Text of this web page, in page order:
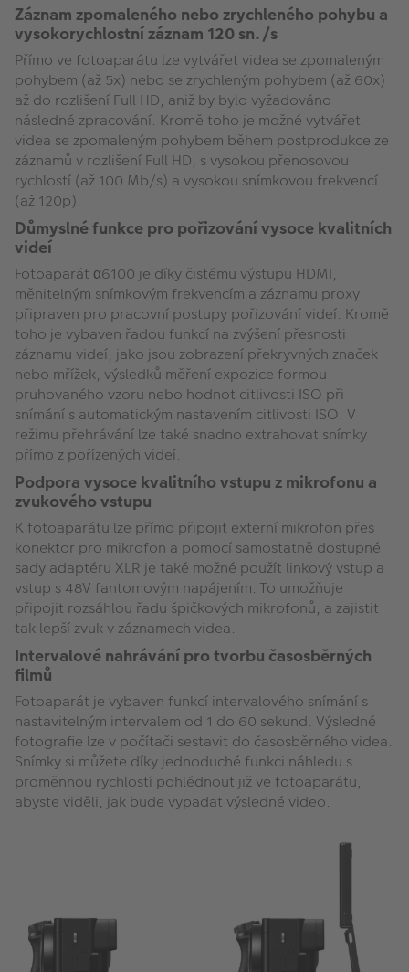
Záznam zpomaleného nebo zrychleného pohybu a
vysokorychlostní záznam 120 sn./s
Přímo ve fotoaparátu lze vytvářet videa se zpomaleným
pohybem (až 5x) nebo se zrychleným pohybem (až 60x)
až do rozlišení Full HD, aniž by bylo vyžadováno
následné zpracování. Kromě toho je možné vytvářet
videa se zpomaleným pohybem během postprodukce ze
záznamů v rozlišení Full HD, s vysokou přenosovou
rychlostí (až 100 Mb/s) a vysokou snímkovou frekvencí
(až 120p).
Důmyslné funkce pro pořizování vysoce kvalitních
videí
Fotoaparát α6100 je díky čistému výstupu HDMI,
měnitelným snímkovým frekvencím a záznamu proxy
připraven pro pracovní postupy pořizování videí. Kromě
toho je vybaven řadou funkcí na zvýšení přesnosti
záznamu videí, jako jsou zobrazení překryvných značek
nebo mřížek, výsledků měření expozice formou
pruhovaného vzoru nebo hodnot citlivosti ISO při
snímání s automatickým nastavením citlivosti ISO. V
režimu přehrávání lze také snadno extrahovat snímky
přímo z pořízených videí.
Podpora vysoce kvalitního vstupu z mikrofonu a
zvukového vstupu
K fotoaparátu lze přímo připojit externí mikrofon přes
konektor pro mikrofon a pomocí samostatně dostupné
sady adaptéru XLR je také možné použít linkový vstup a
vstup s 48V fantomovým napájením. To umožňuje
připojit rozsáhlou řadu špičkových mikrofonů, a zajistit
tak lepší zvuk v záznamech videa.
Intervalové nahrávání pro tvorbu časosběrných
filmů
Fotoaparát je vybaven funkcí intervalového snímání s
nastavitelným intervalem od 1 do 60 sekund. Výsledné
fotografie lze v počítači sestavit do časosběrného videa.
Snímky si můžete díky jednoduché funkci náhledu s
proměnnou rychlostí pohlédnout již ve fotoaparátu,
abyste viděli, jak bude vypadat výsledné video.